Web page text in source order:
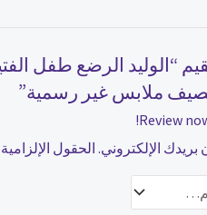
ملابس غير رسمية”
Review
الإلكتروني. الحقول